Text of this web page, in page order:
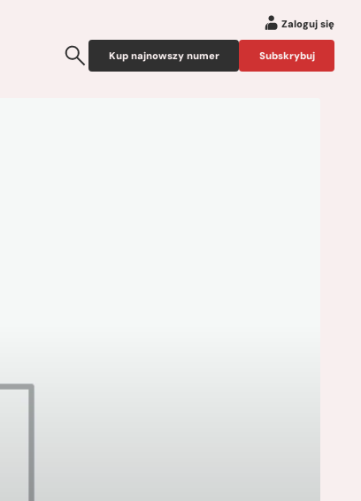
Zaloguj się
Kup najnowszy numer Subskrybuj